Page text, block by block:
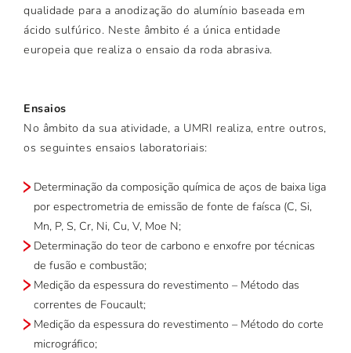
qualidade para a anodização do alumínio baseada em
ácido sulfúrico. Neste âmbito é a única entidade
europeia que realiza o ensaio da roda abrasiva.
Ensaios
No âmbito da sua atividade, a UMRI realiza, entre outros,
os seguintes ensaios laboratoriais:
Determinação da composição química de aços de baixa liga
por espectrometria de emissão de fonte de faísca (C, Si,
Mn, P, S, Cr, Ni, Cu, V, Moe N;
Determinação do teor de carbono e enxofre por técnicas
de fusão e combustão;
Medição da espessura do revestimento – Método das
correntes de Foucault;
Medição da espessura do revestimento – Método do corte
micrográfico;